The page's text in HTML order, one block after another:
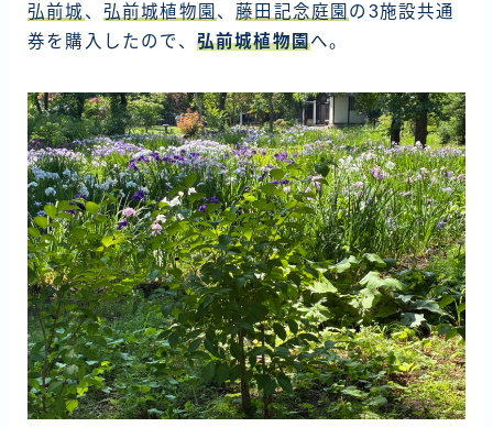
弘前城 、 弘前城植物園 、 藤田記念庭園 の3施設共通
券を購入したので、 弘前城植物園へ。